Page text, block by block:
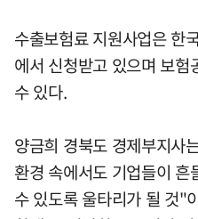
수출보험료 지원사업은 한
에서 신청받고 있으며 보
수 있다.
양금희 경북도 경제부지사
환경 속에서도 기업들이
수 있도록 울타리가 될 것"